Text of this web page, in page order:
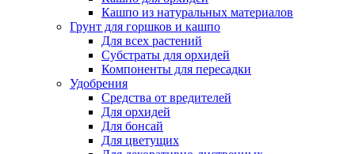
Кашпо из натуральных материалов
Грунт для горшков и кашпо
Для всех растений
Субстраты для орхидей
Компоненты для пересадки
Удобрения
Средства от вредителей
Для орхидей
Для бонсай
Для цветущих